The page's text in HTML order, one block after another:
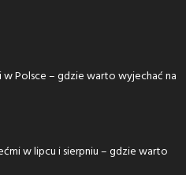
Polsce – gdzie warto wyjechać na
w lipcu i sierpniu – gdzie warto